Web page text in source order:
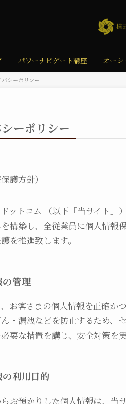
パワーナビゲート講座 オー
バシーポリシー
ーポリシー
護方針）
ットコム （以下「当サイト
構築し、全従業員に個人情報
を推進致します。
の管理
お客さまの個人情報を正確か
・漏洩などを防止するため、
要な措置を講じ、安全対策を
利用目的
お預かりした個人情報は、当